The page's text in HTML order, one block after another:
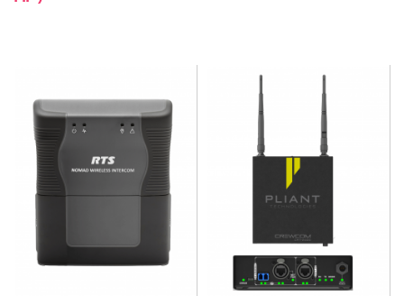
AP-1000-B
Coloris noir
Jusqu'à 10 beltpacks
CRT-2400CE
Jusqu'à 32 boitiers (High
Density)
2400-2483 Mhz (2,4Ghz)